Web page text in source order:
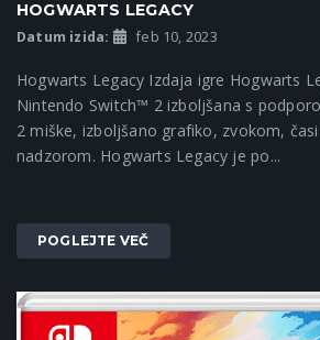
HOGWARTS LEGACY
Datum izida: feb 10, 2023
Hogwarts Legacy Izdaja igre Hogwarts
Nintendo Switch™ 2 izboljšana s
2 miške, izboljšano grafiko, zvokom,
nadzorom. Hogwarts Legacy je po...
POGLEJTE VEČ